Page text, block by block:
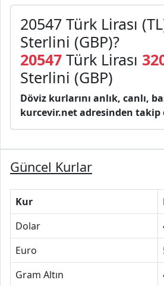
20547 Türk Lirası
Sterlini (GBP)?
20547 Türk Lirası
Sterlini (GBP)
Döviz kurlarını anlık, canlı,
kurcevir.net adresinden takip
Güncel Kurlar
Kur
Dolar
Euro
Gram Altın